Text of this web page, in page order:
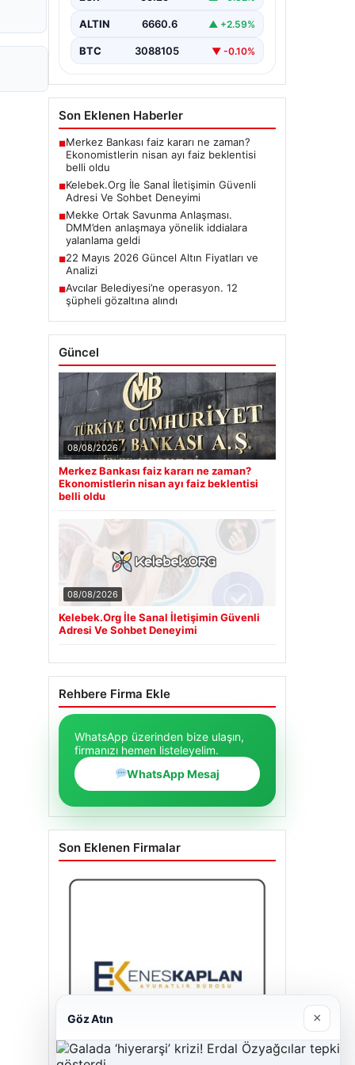
ALTIN 6660.6 ▲ +2.59%
BTC 3088105 ▼ -0.10%
Son Eklenen Haberler
■Merkez Bankası faiz kararı ne zaman?
Ekonomistlerin nisan ayı faiz beklentisi
belli oldu
■Kelebek.Org İle Sanal İletişimin Güvenli
Adresi Ve Sohbet Deneyimi
■Mekke Ortak Savunma Anlaşması.
DMM’den anlaşmaya yönelik iddialara
yalanlama geldi
■22 Mayıs 2026 Güncel Altın Fiyatları ve
Analizi
■Avcılar Belediyesi’ne operasyon. 12
şüpheli gözaltına alındı
Güncel
08/08/2026
Merkez Bankası faiz kararı ne zaman?
Ekonomistlerin nisan ayı faiz beklentisi
belli oldu
08/08/2026
Kelebek.Org İle Sanal İletişimin Güvenli
Adresi Ve Sohbet Deneyimi
Rehbere Firma Ekle
WhatsApp üzerinden bize ulaşın,
firmanızı hemen listeleyelim.
WhatsApp Mesaj
Son Eklenen Firmalar
Göz Atın ×